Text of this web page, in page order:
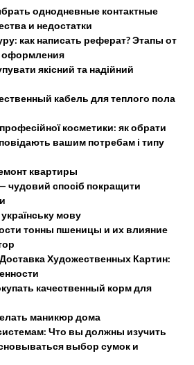
однодневные контактные
и недостатки
как написать реферат? Этапы от
якісний та надійний
кабель для теплого пола
косметики: як обрати
вашим потребам і типу
квартиры
чудовий спосіб покращити
мову
тонны пшеницы и их влияние
Художественных Картин:
качественный корм для
маникюр дома
Что вы должны изучить
выбор сумок и